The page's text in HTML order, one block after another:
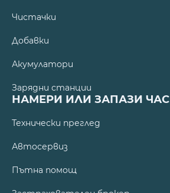
Чистачки
Добавки
Акумулатори
Зарядни станции
НАМЕРИ ИЛИ ЗАПАЗИ ЧАС
Технически преглед
Автосервиз
Пътна помощ